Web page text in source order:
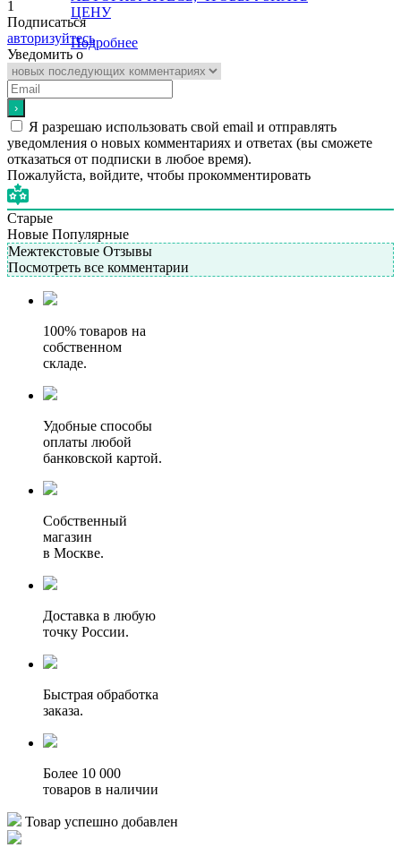
ЦЕНУ
Подробнее
1
Подписаться
авторизуйтесь
Уведомить о
Я разрешаю использовать свой email и отправлять
уведомления о новых комментариях и ответах (вы cможете
отказаться от подписки в любое время).
Пожалуйста, войдите, чтобы прокомментировать
Старые
Новые Популярные
Межтекстовые Отзывы
Посмотреть все комментарии
100% товаров на
собственном
складе.
Удобные способы
оплаты любой
банковской картой.
Собственный
магазин
в Москве.
Доставка в любую
точку России.
Быстрая обработка
заказа.
Более 10 000
товаров в наличии
Товар успешно добавлен